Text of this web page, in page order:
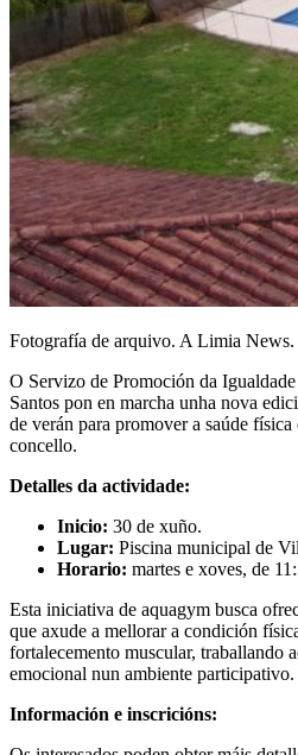
Fotografía de arquivo. A Limia News.
O Servizo de Promoción da
Santos pon en marcha unha nova
de verán para promover a saúde
concello.
Detalles da actividade:
Inicio: 30 de xuño.
Lugar: Piscina municipal de
Horario: martes e xoves, de
Esta iniciativa de aquagym busca
que axude a mellorar a condición
fortalecemento muscular, traballando
emocional nun ambiente participativo.
Información e inscricións: